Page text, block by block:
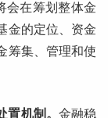
会在筹划整体金
金的定位、资金
筹集、管理和使
机制。 金融稳